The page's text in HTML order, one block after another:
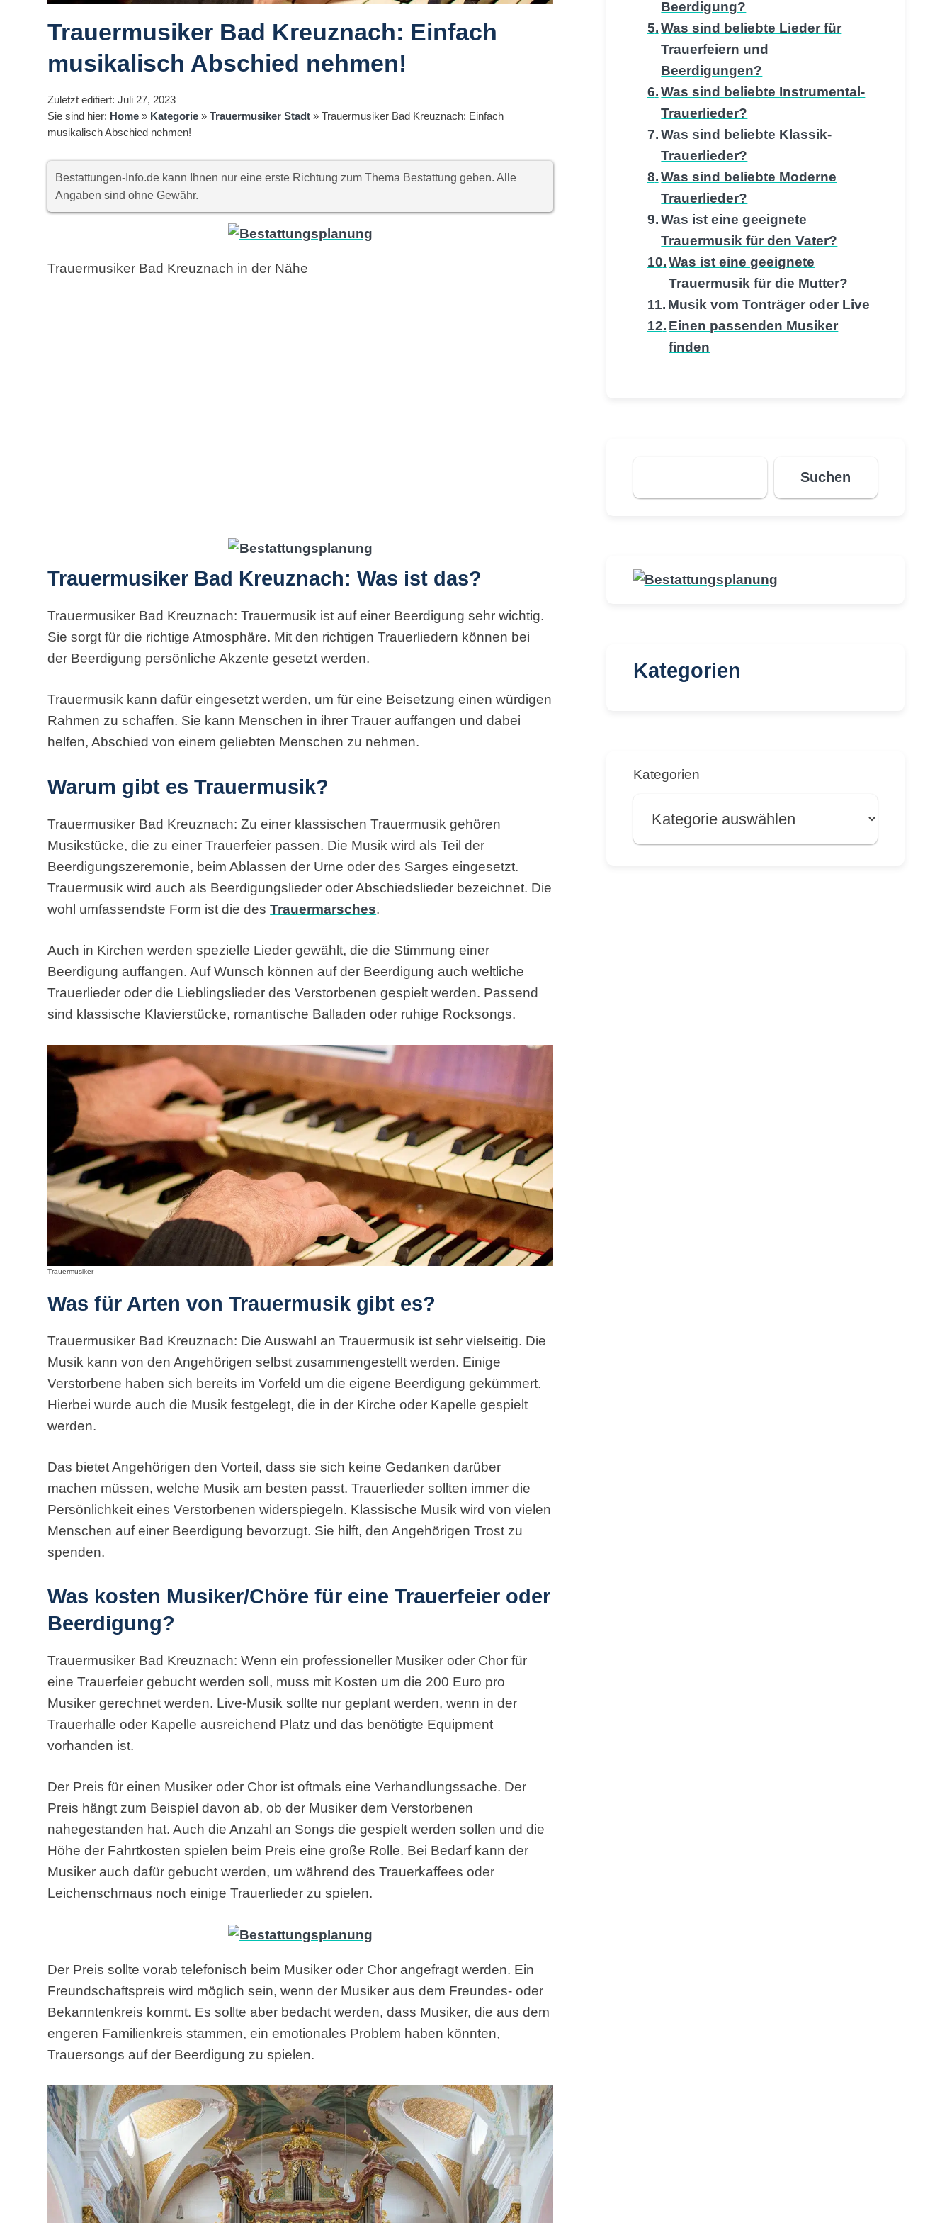
Trauermusiker Bad Kreuznach: Einfach
musikalisch Abschied nehmen!
Zuletzt editiert: Juli 27, 2023
Sie sind hier: Home » Kategorie »Trauermusiker Stadt »Trauermusiker Bad Kreuznach: Einfach
musikalisch Abschied nehmen!
Bestattungen-Info.de kann Ihnen nur eine erste Richtung zum Thema Bestattung geben. Alle
Angaben sind ohne Gewähr.
Trauermusiker Bad Kreuznach in der Nähe
Trauermusiker Bad Kreuznach: Was ist das?
Trauermusiker Bad Kreuznach: Trauermusik ist auf einer Beerdigung sehr wichtig.
Sie sorgt für die richtige Atmosphäre. Mit den richtigen Trauerliedern können bei
der Beerdigung persönliche Akzente gesetzt werden.
Trauermusik kann dafür eingesetzt werden, um für eine Beisetzung einen würdigen
Rahmen zu schaffen. Sie kann Menschen in ihrer Trauer auffangen und dabei
helfen, Abschied von einem geliebten Menschen zu nehmen.
Warum gibt es Trauermusik?
Trauermusiker Bad Kreuznach: Zu einer klassischen Trauermusik gehören
Musikstücke, die zu einer Trauerfeier passen. Die Musik wird als Teil der
Beerdigungszeremonie, beim Ablassen der Urne oder des Sarges eingesetzt.
Trauermusik wird auch als Beerdigungslieder oder Abschiedslieder bezeichnet. Die
wohl umfassendste Form ist die desTrauermarsches.
Auch in Kirchen werden spezielle Lieder gewählt, die die Stimmung einer
Beerdigung auffangen. Auf Wunsch können auf der Beerdigung auch weltliche
Trauerlieder oder die Lieblingslieder des Verstorbenen gespielt werden. Passend
sind klassische Klavierstücke, romantische Balladen oder ruhige Rocksongs.
Trauermusiker
Was für Arten von Trauermusik gibt es?
Trauermusiker Bad Kreuznach: Die Auswahl an Trauermusik ist sehr vielseitig. Die
Musik kann von den Angehörigen selbst zusammengestellt werden. Einige
Verstorbene haben sich bereits im Vorfeld um die eigene Beerdigung gekümmert.
Hierbei wurde auch die Musik festgelegt, die in der Kirche oder Kapelle gespielt
werden.
Das bietet Angehörigen den Vorteil, dass sie sich keine Gedanken darüber
machen müssen, welche Musik am besten passt. Trauerlieder sollten immer die
Persönlichkeit eines Verstorbenen widerspiegeln. Klassische Musik wird von vielen
Menschen auf einer Beerdigung bevorzugt. Sie hilft, den Angehörigen Trost zu
spenden.
Was kosten Musiker/Chöre für eine Trauerfeier oder
Beerdigung?
Trauermusiker Bad Kreuznach: Wenn ein professioneller Musiker oder Chor für
eine Trauerfeier gebucht werden soll, muss mit Kosten um die 200 Euro pro
Musiker gerechnet werden. Live-Musik sollte nur geplant werden, wenn in der
Trauerhalle oder Kapelle ausreichend Platz und das benötigte Equipment
vorhanden ist.
Der Preis für einen Musiker oder Chor ist oftmals eine Verhandlungssache. Der
Preis hängt zum Beispiel davon ab, ob der Musiker dem Verstorbenen
nahegestanden hat. Auch die Anzahl an Songs die gespielt werden sollen und die
Höhe der Fahrtkosten spielen beim Preis eine große Rolle. Bei Bedarf kann der
Musiker auch dafür gebucht werden, um während des Trauerkaffees oder
Leichenschmaus noch einige Trauerlieder zu spielen.
Der Preis sollte vorab telefonisch beim Musiker oder Chor angefragt werden. Ein
Freundschaftspreis wird möglich sein, wenn der Musiker aus dem Freundes- oder
Bekanntenkreis kommt. Es sollte aber bedacht werden, dass Musiker, die aus dem
engeren Familienkreis stammen, ein emotionales Problem haben könnten,
Trauersongs auf der Beerdigung zu spielen.
Beerdigung?
Was sind beliebte Lieder für
Trauerfeiern und
Beerdigungen?
Was sind beliebte Instrumental-
Trauerlieder?
Was sind beliebte Klassik-
Trauerlieder?
Was sind beliebte Moderne
Trauerlieder?
Was ist eine geeignete
Trauermusik für den Vater?
Was ist eine geeignete
Trauermusik für die Mutter?
Musik vom Tonträger oder Live
Einen passenden Musiker
finden
Suchen
Suchen
Kategorien
Kategorien